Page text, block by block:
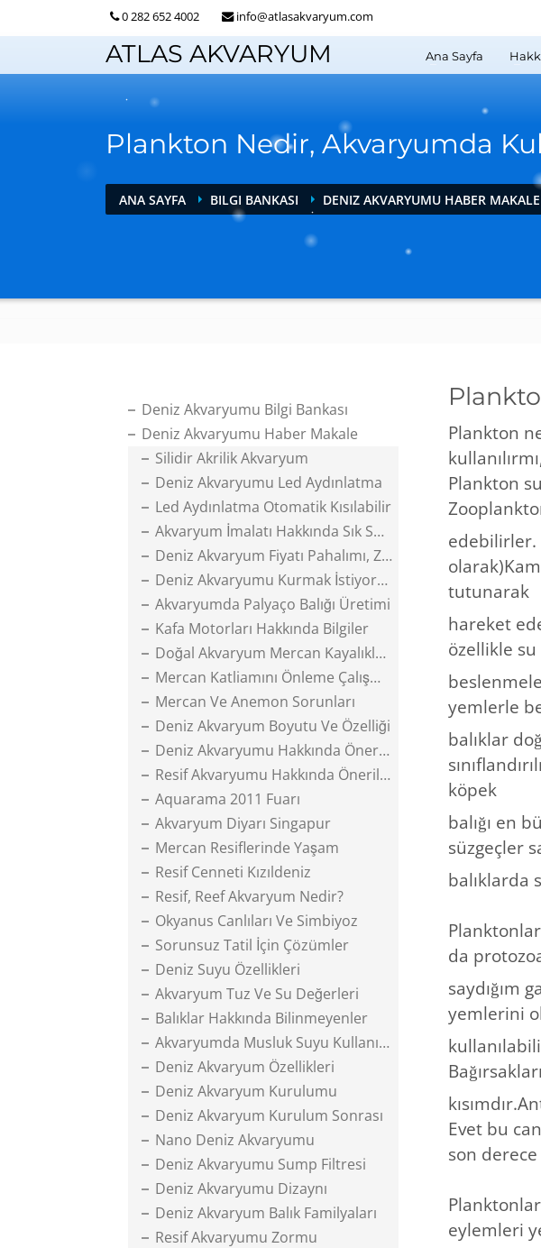
0 282 652 4002 info@atlasakvaryum.com
ATLAS AKVARYUM Ana Sayfa
Plankton Nedir, Akvaryumda
ANA SAYFA BILGI BANKASI DENIZ AKVARYUMU HABER MAKALE
Deniz Akvaryumu Bilgi Bankası
Deniz Akvaryumu Haber Makale
Silidir Akrilik Akvaryum
Deniz Akvaryumu Led Aydınlatma
Led Aydınlatma Otomatik Kısılabilir
Akvaryum İmalatı Hakkında Sık Sorulanlar
Deniz Akvaryum Fiyatı Pahalımı, Zormu
Deniz Akvaryumu Kurmak İstiyorum
Akvaryumda Palyaço Balığı Üretimi
Kafa Motorları Hakkında Bilgiler
Doğal Akvaryum Mercan Kayalıkları
Mercan Katliamını Önleme Çalışmaları
Mercan Ve Anemon Sorunları
Deniz Akvaryum Boyutu Ve Özelliği
Deniz Akvaryumu Hakkında Öneriler
Resif Akvaryumu Hakkında Öneriler
Aquarama 2011 Fuarı
Akvaryum Diyarı Singapur
Mercan Resiflerinde Yaşam
Resif Cenneti Kızıldeniz
Resif, Reef Akvaryum Nedir?
Okyanus Canlıları Ve Simbiyoz
Sorunsuz Tatil İçin Çözümler
Deniz Suyu Özellikleri
Akvaryum Tuz Ve Su Değerleri
Balıklar Hakkında Bilinmeyenler
Akvaryumda Musluk Suyu Kullanımı
Deniz Akvaryum Özellikleri
Deniz Akvaryum Kurulumu
Deniz Akvaryum Kurulum Sonrası
Nano Deniz Akvaryumu
Deniz Akvaryumu Sump Filtresi
Deniz Akvaryumu Dizaynı
Deniz Akvaryum Balık Familyaları
Resif Akvaryumu Zormu
Plankton
Plankton
tutunarak
hareket
özellikle su
yemlerle
balıklar
köpek
balığı en
süzgeçler
balıklarda
da
saydığım
yemlerini
Evet bu
son
eylemleri